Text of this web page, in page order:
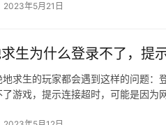
2023年5月21日
生为什么登录不了，提
地求生的玩家都会遇到这样的问题：
了游戏，提示连接超时，可能是因为